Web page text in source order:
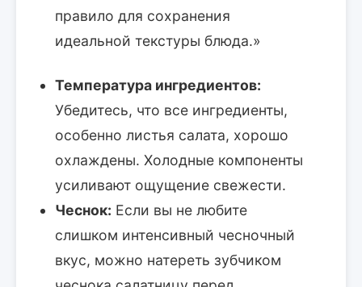
правило для сохранения
идеальной текстуры блюда.»
Температура ингредиентов:
Убедитесь, что все ингредиенты,
особенно листья салата, хорошо
охлаждены. Холодные компоненты
усиливают ощущение свежести.
Чеснок: Если вы не любите
слишком интенсивный чесночный
вкус, можно натереть зубчиком